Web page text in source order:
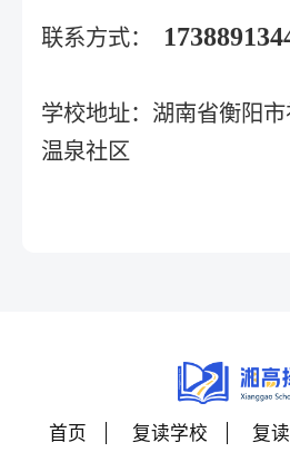
联系方式：
学校地址： 湖南省衡阳
温泉社区
首页 复读学校 复